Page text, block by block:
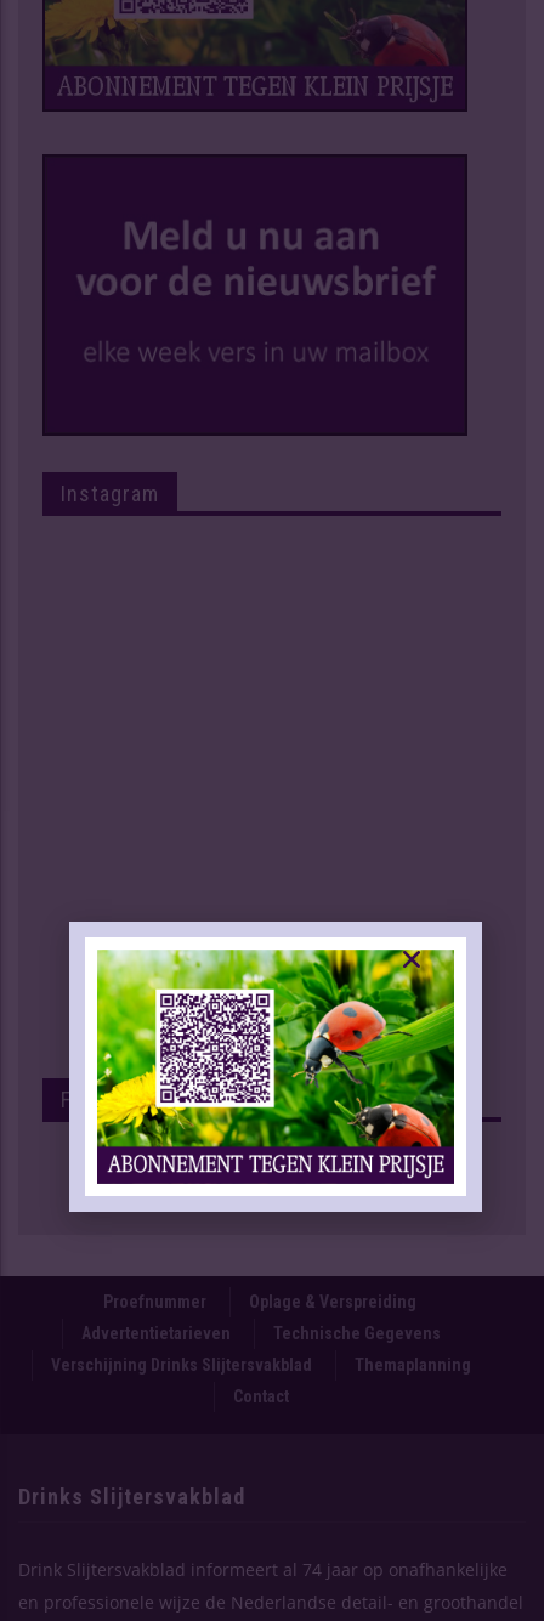
Instagram
Facebook
Proefnummer
Oplage & Verspreiding
Advertentietarieven
Technische Gegevens
Verschijning Drinks Slijtersvakblad
Themaplanning
Contact
Drinks Slijtersvakblad
Drink Slijtersvakblad informeert al 74 jaar op onafhankelijke
en professionele wijze de Nederlandse detail- en groothandel